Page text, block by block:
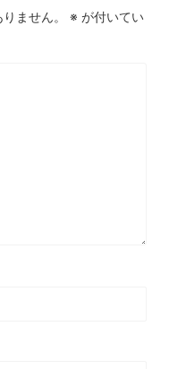
ません。 ※ が付いてい